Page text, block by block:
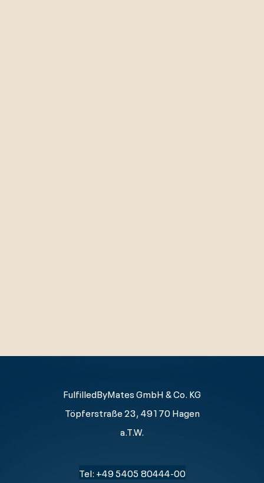
FulfilledByMates GmbH & Co. KG
Töpferstraße 23, 49170 Hagen
a.T.W.
Tel: +49 5405 80444-00